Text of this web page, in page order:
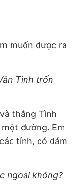
muốn được ra
Tình trốn
thằng Tình
đường. Em
tỉnh, có dám
ngoài không?